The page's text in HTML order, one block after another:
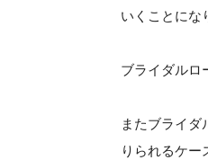
いくことにな
ブライダルロ
またブライ
りられるケー